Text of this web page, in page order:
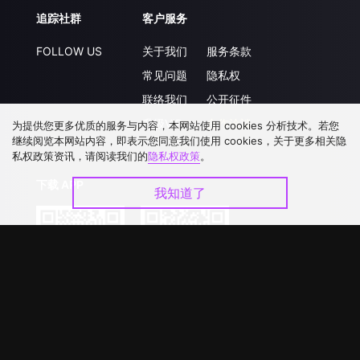
追踪社群
FOLLOW US
客户服务
关于我们
常见问题
联络我们
升级VIP
服务条款
隐私权
公开征件
合作洽談
为提供您更多优质的服务与内容，本网站使用 cookies 分析技术。若您
继续阅览本网站内容，即表示您同意我们使用 cookies，关于更多相关隐
私权政策资讯，请阅读我们的隐私权政策。
我知道了